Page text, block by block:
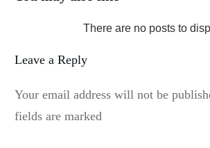
Leave a Reply
Your email address will not be
fields are marked